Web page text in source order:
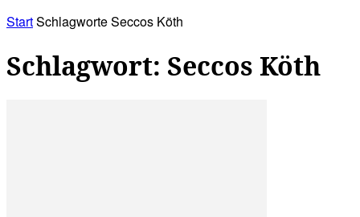
StartSchlagworteSeccos Köth
Schlagwort: Seccos Köth